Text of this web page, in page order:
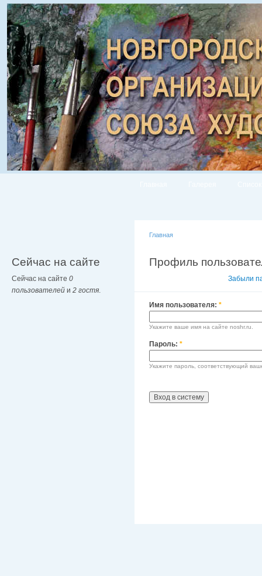
Сейчас на сайте
Сейчас на сайте 0
пользователей и 2 гостя.
Главная
Профиль
Забыли
Имя пользователя: *
Укажите ваше имя на сайте noshr.ru.
Пароль: *
Укажите пароль, соответствующий